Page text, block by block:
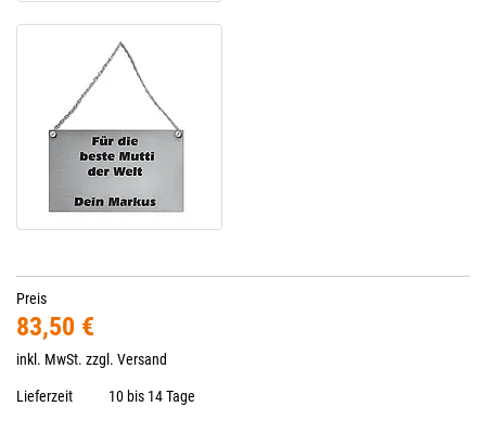
Preis
83,50 €
inkl. MwSt. zzgl. Versand
Lieferzeit 10 bis 14 Tage